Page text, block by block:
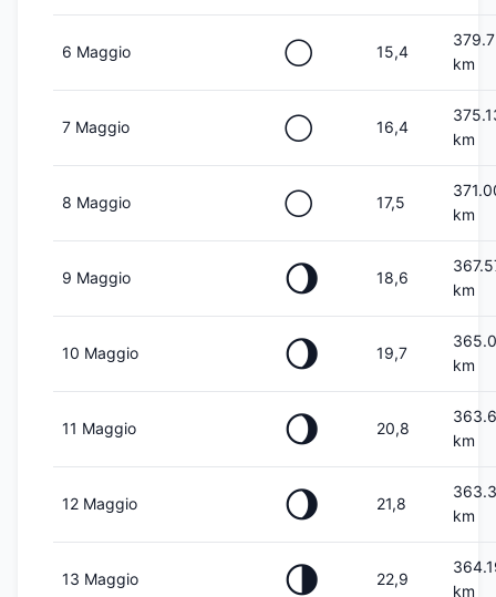
6 Maggio 🌕 15,4
km
7 Maggio 🌕 16,4
km
8 Maggio 🌕 17,5
km
9 Maggio 🌖 18,6
km
10 Maggio 🌖 19,7
km
11 Maggio 🌖 20,8
km
12 Maggio 🌖 21,8
km
13 Maggio 🌗 22,9
km